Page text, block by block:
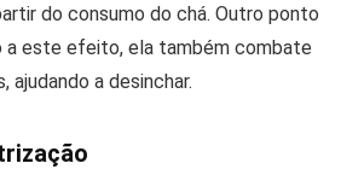
do consumo do chá. Outro ponto
a este efeito, ela também combate
ajudando a desinchar.